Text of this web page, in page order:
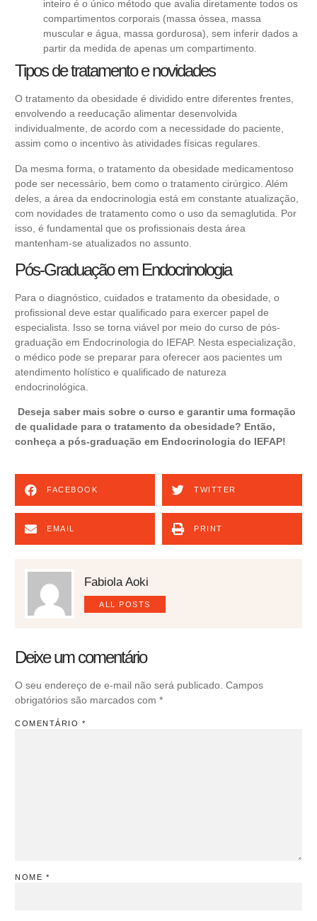
inteiro é o único método que avalia diretamente todos os
compartimentos corporais (massa óssea, massa
muscular e água, massa gordurosa), sem inferir dados a
partir da medida de apenas um compartimento.
Tipos de tratamento e novidades
O tratamento da obesidade é dividido entre diferentes frentes,
envolvendo a reeducação alimentar desenvolvida
individualmente, de acordo com a necessidade do paciente,
assim como o incentivo às atividades físicas regulares.
Da mesma forma, o tratamento da obesidade medicamentoso
pode ser necessário, bem como o tratamento cirúrgico. Além
deles, a área da endocrinologia está em constante atualização,
com novidades de tratamento como o uso da semaglutida. Por
isso, é fundamental que os profissionais desta área
mantenham-se atualizados no assunto.
Pós-Graduação em Endocrinologia
Para o diagnóstico, cuidados e tratamento da obesidade, o
profissional deve estar qualificado para exercer papel de
especialista. Isso se torna viável por meio do curso de pós-
graduação em Endocrinologia do IEFAP. Nesta especialização,
o médico pode se preparar para oferecer aos pacientes um
atendimento holístico e qualificado de natureza
endocrinológica.
Deseja saber mais sobre o curso e garantir uma formação
de qualidade para o tratamento da obesidade? Então,
conheça a pós-graduação em Endocrinologia do IEFAP!
FACEBOOK TWITTER
EMAIL PRINT
Fabiola Aoki
ALL POSTS
Deixe um comentário
O seu endereço de e-mail não será publicado. Campos
obrigatórios são marcados com *
COMENTÁRIO *
NOME *